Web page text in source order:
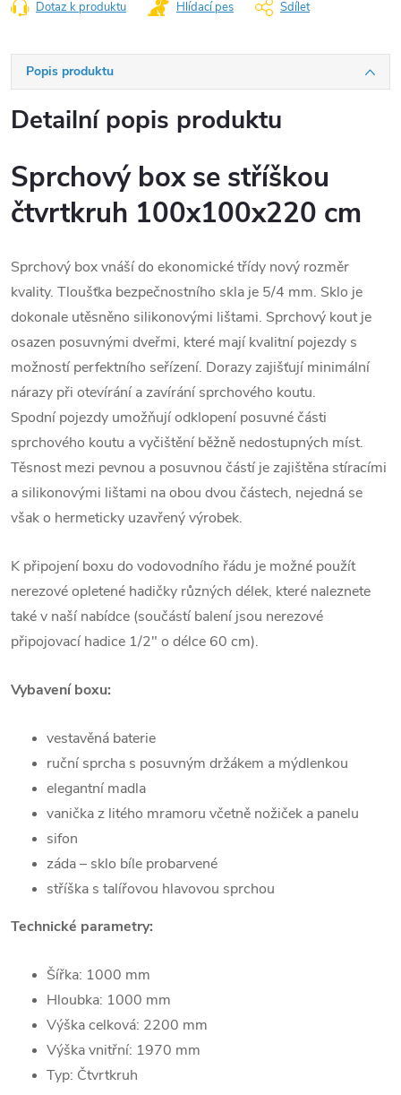
Dotaz k produktu Hlídací pes Sdílet
Popis produktu
Detailní popis produktu
Sprchový box se stříškou
čtvrtkruh 100x100x220 cm
Sprchový box vnáší do ekonomické třídy nový rozměr
kvality. Tloušťka bezpečnostního skla je 5/4 mm. Sklo je
dokonale utěsněno silikonovými lištami. Sprchový kout je
osazen posuvnými dveřmi, které mají kvalitní pojezdy s
možností perfektního seřízení. Dorazy zajišťují minimální
nárazy při otevírání a zavírání sprchového koutu.
Spodní pojezdy umožňují odklopení posuvné části
sprchového koutu a vyčištění běžně nedostupných míst.
Těsnost mezi pevnou a posuvnou částí je zajištěna stíracími
a silikonovými lištami na obou dvou částech, nejedná se
však o hermeticky uzavřený výrobek.
K připojení boxu do vodovodního řádu je možné použít
nerezové opletené hadičky různých délek, které naleznete
také v naší nabídce (součástí balení jsou nerezové
připojovací hadice 1/2" o délce 60 cm).
Vybavení boxu:
vestavěná baterie
ruční sprcha s posuvným držákem a mýdlenkou
elegantní madla
vanička z litého mramoru včetně nožiček a panelu
sifon
záda – sklo bíle probarvené
stříška s talířovou hlavovou sprchou
Technické parametry:
Šířka: 1000 mm
Hloubka: 1000 mm
Výška celková: 2200 mm
Výška vnitřní: 1970 mm
Typ: Čtvrtkruh